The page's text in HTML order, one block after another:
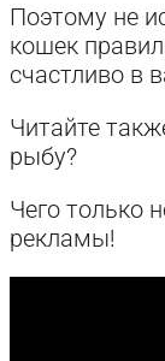
Поэтому не
кошек
счастливо в
Читайте
рыбу?
Чего только
рекламы!